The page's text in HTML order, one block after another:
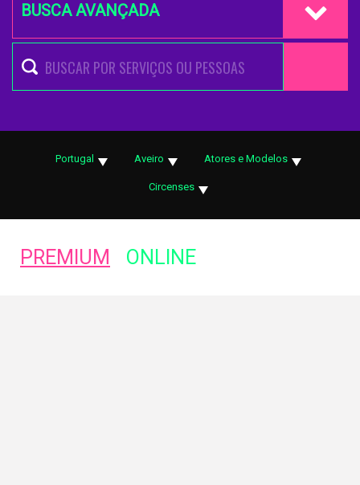
BUSCA AVANÇADA
Portugal Aveiro Atores e Modelos
Circenses
PREMIUM ONLINE